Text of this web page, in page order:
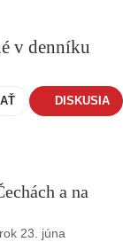
v denníku
DISKUSIA
a na
23. júna